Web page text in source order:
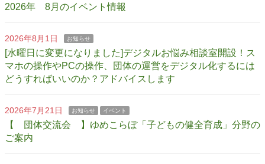
2026年 8月のイベント情報
2026年8月1日 お知らせ
[水曜日に変更になりました]デジタルお悩み相談室開設！ス
マホの操作やPCの操作、団体の運営をデジタル化するには
どうすればいいのか？アドバイスします
2026年7月21日 お知らせ イベント
【 団体交流会 】ゆめこらぼ「子どもの健全育成」分野の
ご案内